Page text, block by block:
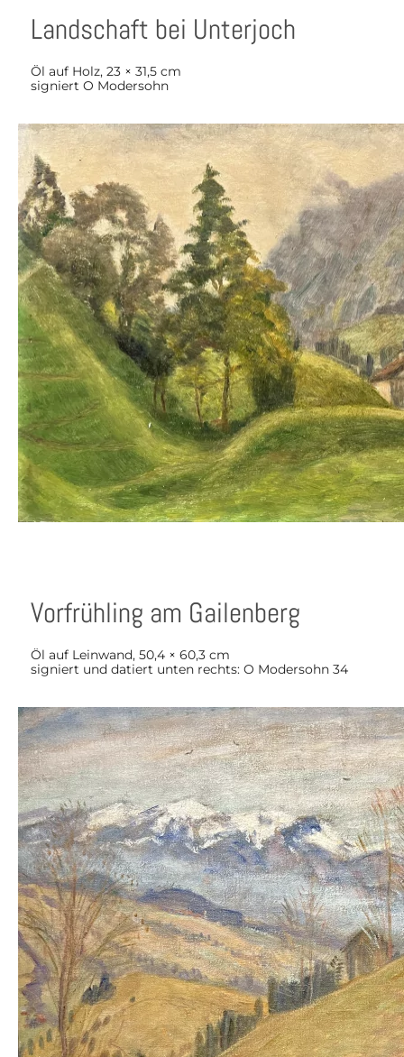
Landschaft bei Unterjoch
Öl auf Holz, 23 × 31,5 cm
signiert O Modersohn
Vorfrühling am Gailenberg
Öl auf Leinwand, 50,4 × 60,3 cm
signiert und datiert unten rechts: O Modersohn 34